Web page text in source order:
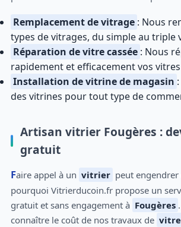
Remplacement de vitrage : Nous
types de vitrages, du simple au triple
Réparation de vitre cassée : Nous
rapidement et efficacement vos vitres
Installation de vitrine de magasin
des vitrines pour tout type de
Artisan vitrier Fougères :
gratuit
Faire appel à un vitrier peut engendrer
pourquoi Vitrierducoin.fr propose un
gratuit et sans engagement à Fougères
connaître le coût de nos travaux de